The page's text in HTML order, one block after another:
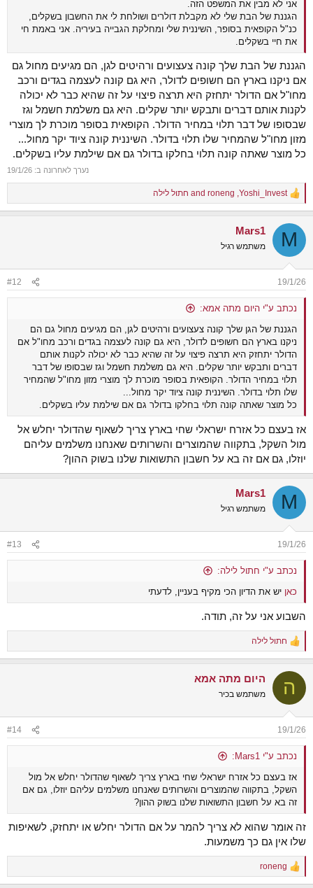
אני לא מבין את המשפט הזה.
הגננת של הבת שלי לא מקבלת דולרים ושולחת לי את החשבון בשקלים,
כנ"ל הקופאית בסופר, השיננית שלי ומחלקת הגבייה בעיריה. אני באמת חי
את חיי בשקלים.
הגננת של הבת שלך קונה צעצועים ורהיטים לגן, הם מגיעים מחול גם
אם ניקנו בארץ הם חשופים לדולר, היא גם קונה לעצמה בגדים ורכב
מחו"ל אם הדולר יתחזק היא תרצה פיצוי על זה שהיא כבר לא יכולה
לקנות אותם דברים ותבקש יותר שקלים. היא גם משלמת חשמל וגז
שבסופו של דבר תלוי במחיר הדולר. הקופאית בסופר מוכרת לך מוצרי
מזון מחו"ל שהמחיר שלו תלוי בדולר. השיננית קונה ציוד יקר מחול...
כל מוצר שאתה קונה תלוי בחלקו בדולר גם אם שילמת עליו בשקלים.
נערך לאחרונה ב: 19/1/26
R
e
c
i
s
:
Yoshi_Invest
,
roneng חתול לילה
M
Mars1
משתמש רגיל
19/1/26
#12
נכתב ע"י היום מתה אמא:
הגננת של הגן שלך קונה צעצועים ורהיטים לגן, הם מגיעים מחול גם הם
ניקנו בארץ הם חשופים לדולר, היא גם קונה לעצמה בגדים ורכב מחו"ל אם
הדולר יתחזק היא תרצה פיצוי על זה שהיא כבר לא יכולה לקנות אותם
דברים ותבקש יותר שקלים. היא גם משלמת חשמל וגז שבסופו של דבר
תלוי במחיר הדולר. הקופאית בסופר מוכרת לך מוצרי מזון מחו"ל שהמחיר
שלו תלוי בדולר. השיננית קונה ציוד יקר מחול...
כל מוצר שאתה קונה תלוי בחלקו בדולר גם אם שילמת עליו בשקלים.
אז בעצם כל אזרח ישראלי שחי בארץ צריך לשאוף שהדולר יחלש אל
מול השקל, בתקווה שהמוצרים והשרותים שאנחנו משלמים עליהם
יוזלו, גם אם זה בא על חשבון התשואות שלנו בשוק ההון?
M
Mars1
משתמש רגיל
19/1/26
#13
נכתב ע"י חתול לילה:
כאן יש את הדיון הכי מקיף בעניין, לדעתי
השבוע אני על זה, תודה.
R
e
c
i
s
:
חתול לילה
ה היום מתה אמא
משתמש בכיר
19/1/26
#14
נכתב ע"י Mars1:
אז בעצם כל אזרח ישראלי שחי בארץ צריך לשאוף שהדולר יחלש אל מול
השקל, בתקווה שהמוצרים והשרותים שאנחנו משלמים עליהם יוזלו, גם אם
זה בא על חשבון התשואות שלנו בשוק ההון?
זה אומר שהוא לא צריך להמר על אם הדולר יחלש או יתחזק, לשאיפות
שלו אין גם כך משמעות.
R
e
roneng